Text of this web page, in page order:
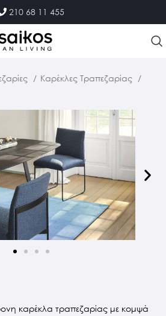
210 68 11 455
Καρέκλες Τραπεζαρίας
καρέκλα τραπεζαρίας με κομψά